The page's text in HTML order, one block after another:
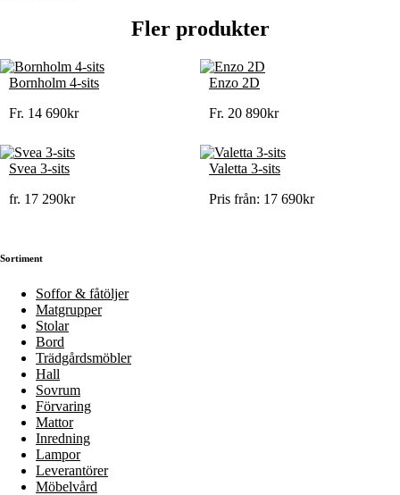
Fler produkter
Bornholm 4-sits
Fr. 14 690kr
Enzo 2D
Fr. 20 890kr
Svea 3-sits
fr. 17 290kr
Valetta 3-sits
Pris från: 17 690kr
Sortiment
Soffor & fåtöljer
Matgrupper
Stolar
Bord
Trädgårdsmöbler
Hall
Sovrum
Förvaring
Mattor
Inredning
Lampor
Leverantörer
Möbelvård